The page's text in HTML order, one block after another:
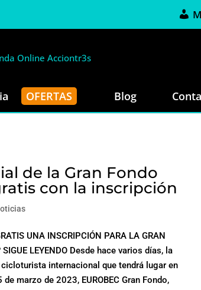
OFERTAS Blog
de la Gran Fondo
con la inscripción
UNA INSCRIPCIÓN PARA LA GRAN
SIGUE LEYENDO Desde hace varios días, la
internacional que tendrá lugar en
marzo de 2023, EUROBEC Gran Fondo,